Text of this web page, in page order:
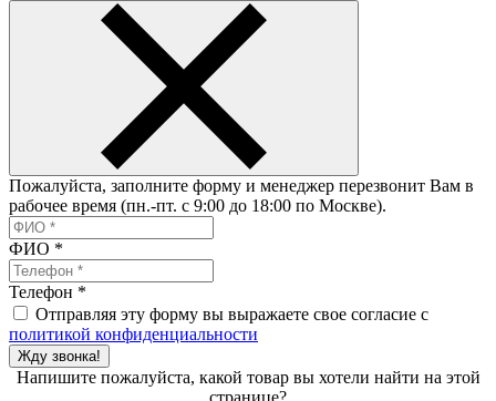
Пожалуйста, заполните форму и менеджер перезвонит Вам в
рабочее время (пн.-пт. с 9:00 до 18:00 по Москве).
ФИО *
Телефон *
Отправляя эту форму вы выражаете свое согласие с
политикой конфиденциальности
Жду звонка!
Напишите пожалуйста, какой товар вы хотели найти на этой
странице?